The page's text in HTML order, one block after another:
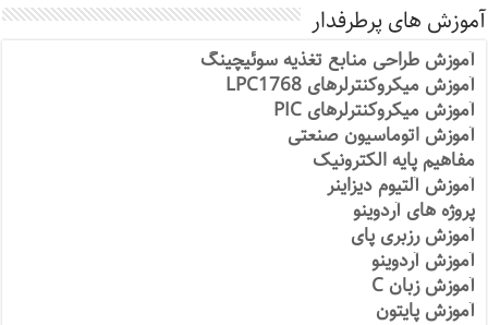
آموزش های پرطرفدار
آموزش طراحی منابع تغذیه سوئیچینگ
آموزش میکروکنترلرهای LPC1768
آموزش میکروکنترلرهای PIC
آموزش اتوماسیون صنعتی
مفاهیم پایه الکترونیک
آموزش آلتیوم دیزاینر
پروژه های آردوینو
آموزش رزبری پای
آموزش آردوینو
آموزش زبان C
آموزش پایتون